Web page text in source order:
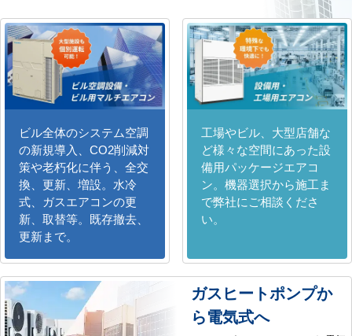
ビル全体のシステム空調
の新規導入、CO2削減対
策や老朽化に伴う、全交
換、更新、増設。水冷
式、ガスエアコンの更
新、取替等。既存撤去、
更新まで。
工場やビル、大型店舗な
ど様々な空間にあった設
備用パッケージエアコ
ン。機器選択から施工ま
で弊社にご相談くださ
い。
ガスヒートポンプか
ら電気式へ